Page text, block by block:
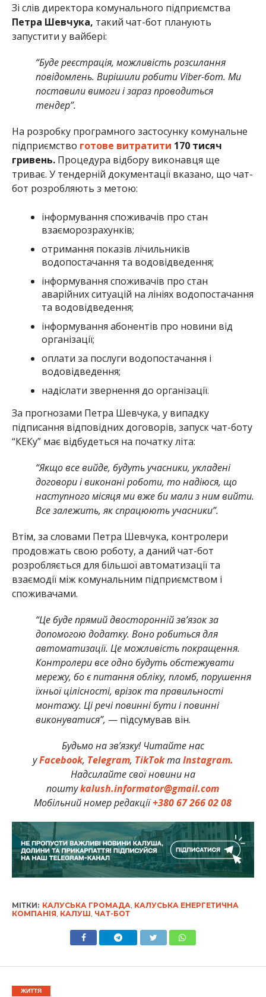
Зі слів директора комунального підприємства
Петра Шевчука, такий чат-бот планують
запустити у вайбері:
“Буде реєстрація, можливість розсилання
повідомлень. Вирішили робити Viber-бот. Ми
поставили вимоги і зараз проводиться
тендер”.
На розробку програмного застосунку комунальне
підприємство готове витратити 170 тисяч
гривень.Процедура відбору виконавця ще
триває. У тендерній документації вказано, що чат-
бот розробляють з метою:
інформування споживачів про стан
взаєморозрахунків;
отримання показів лічильників
водопостачання та водовідведення;
інформування споживачів про стан
аварійних ситуацій на лініях водопостачання
та водовідведення;
інформування абонентів про новини від
організації;
оплати за послуги водопостачання і
водовідведення;
надіслати звернення до організації.
За прогнозами Петра Шевчука, у випадку
підписання відповідних договорів, запуск чат-боту
“КЕКу” має відбудеться на початку літа:
“Якщо все вийде, будуть учасники, укладені
договори і виконані роботи, то надіюся, що
наступного місяця ми вже би мали з ним вийти.
Все залежить, як спрацюють учасники”.
Втім, за словами Петра Шевчука, контролери
продовжать свою роботу, а даний чат-бот
розробляється для більшої автоматизації та
взаємодії між комунальним підприємством і
споживачами.
“Це буде прямий двосторонній зв’язок за
допомогою додатку. Воно робиться для
автоматизації. Це можливість покращення.
Контролери все одно будуть обстежувати
мережу, бо є питання обліку, пломб, порушення
їхньої цілісності, врізок та правильності
монтажу. Ці речі повинні бути і повинні
виконуватися”, — підсумував він.
Будьмо на зв’язку! Читайте нас
уFacebook, Telegram, TikTokтаInstagram.
Надсилайте свої новини на
поштуkalush.informator@gmail.com
Мобільний номер редакції+380 67 266 02 08
МІТКИ: КАЛУСЬКА ГРОМАДА КАЛУСЬКА ЕНЕРГЕТИЧНА
КОМПАНІЯ КАЛУШ ЧАТ-БОТ
ЖИТТЯ